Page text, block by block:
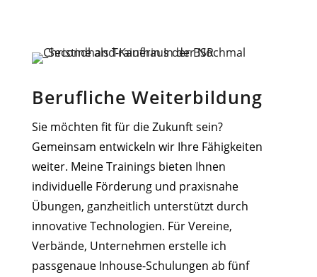
Berufliche Weiterbildung
Sie möchten fit für die Zukunft sein?
Gemeinsam entwickeln wir Ihre Fähigkeiten
weiter. Meine Trainings bieten Ihnen
individuelle Förderung und praxisnahe
Übungen, ganzheitlich unterstützt durch
innovative Technologien. Für Vereine,
Verbände, Unternehmen erstelle ich
passgenaue Inhouse-Schulungen ab fünf